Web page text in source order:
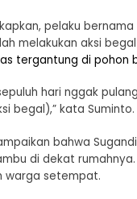
pelaku bernama
melakukan aksi
tergantung di pohon
hari nggak
begal),” kata Suminto.
bahwa
di dekat
warga setempat.